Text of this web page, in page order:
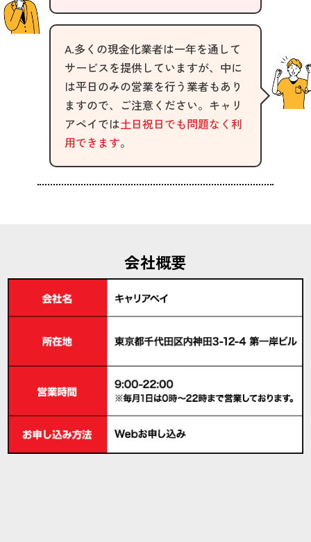
A.多くの現金化業者は一年を通して
サービスを提供していますが、中に
は平日のみの営業を行う業者もあり
ますので、ご注意ください。キャリ
アペイでは土日祝日でも問題なく利
用できます。
会社概要